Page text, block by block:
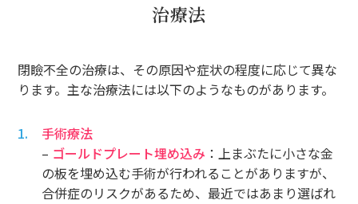
治療法
閉瞼不全の治療は、その原因や症状の程度に応じて異な
ります。主な治療法には以下のようなものがあります。
手術療法
– ゴールドプレート埋め込み ：上まぶたに小さな金
の板を埋め込む手術が行われることがありますが、
合併症のリスクがあるため、最近ではあまり選ばれ